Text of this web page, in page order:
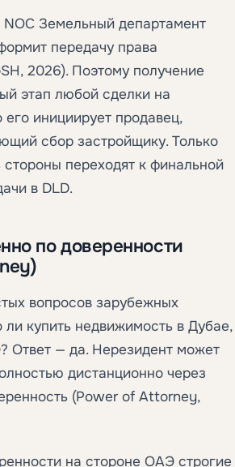
Земельный департамент
передачу права
2026). Поэтому получение
этап любой сделки на
его инициирует продавец,
сбор застройщику. Только
переходят к финальной
в DLD.
по доверенности
вопросов зарубежных
купить недвижимость в Дубае,
Ответ — да. Нерезидент может
дистанционно через
(Power of Attorney,
на стороне ОАЭ строгие